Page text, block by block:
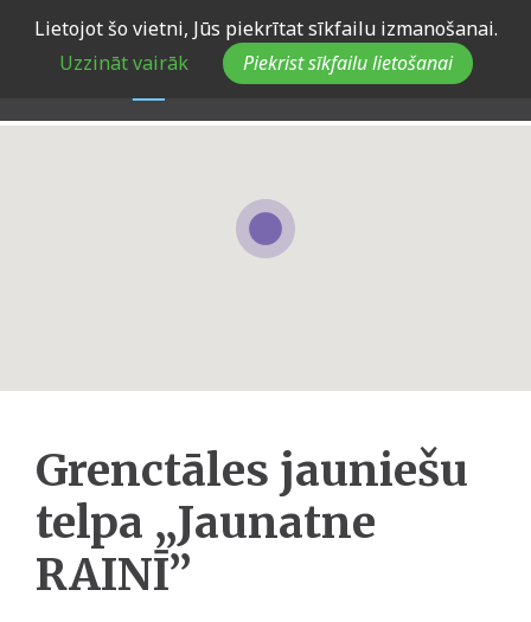
Lietojot šo vietni, Jūs piekrītat sīkfailu izmanošanai.
Uzzināt vairāk
Piekrist sīkfailu lietošanai
Grenctāles jauniešu
telpa „Jaunatne
RAINĪ”